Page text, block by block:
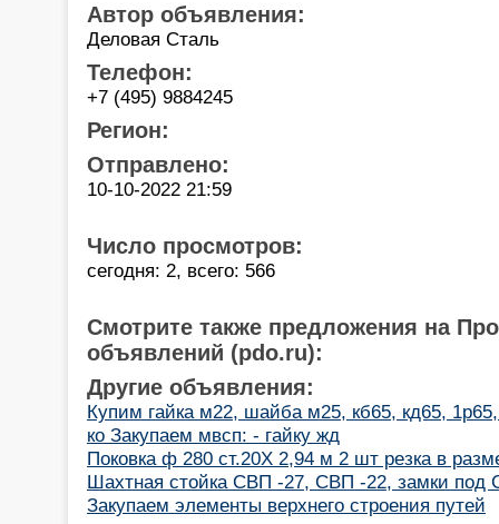
Автор объявления:
Деловая Сталь
Телефон:
+7 (495) 9884245
Регион:
Отправлено:
10-10-2022 21:59
Число просмотров:
сегодня: 2, всего: 566
Смотрите также предложения на
объявлений (pdo.ru):
Другие объявления:
Купим гайка м22, шайба м25, кб65, кд65,
ко Закупаем мвсп: - гайку жд
Поковка ф 280 ст.20Х 2,94 м 2 шт резка в
Шахтная стойка СВП -27, СВП -22, замки
Закупаем элементы верхнего строения путей